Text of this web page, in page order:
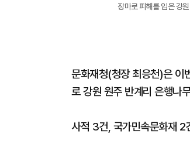
장마로 피해를 입은 강
문화재청(청장 최응천)은 이
로 강원 원주 반계리 은행나
사적 3건, 국가민속문화재 2